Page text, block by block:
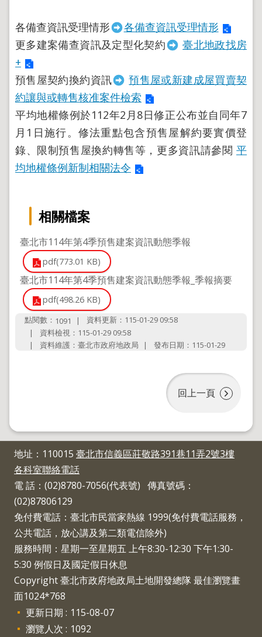
合
資
訊
站
導
回
首
頁
明
日
社
子
島
台
北
通
隱
私
權
及
資
各備查資訊受理情形
各備查資訊受理情形
更多建案備查資訊及定型化契約
臺北地政找房
+
預售屋契約換約資訊
預售屋或新建成屋買賣契
約讓與或轉售核准案件檢索
平均地權條例於112年2月8日修正公布並自同年7
月1日施行。修法重點包含預售屋解約要實價登
錄、限制預售屋換約轉售等，更多資訊請參閱 平
均地權條例新制相關法令
相關檔案
臺北市114年第4季預售建案資訊動態季報
pdf(773.01 KB)
臺北市114年第4季預售建案資訊動態季報_季報摘要
pdf(498.26 KB)
點閱數： 1091
資料更新：115-01-29 09:58
資料檢視：115-01-29 09:58
資料維護：臺北市政府地政局
發布日期：115-01-29
回上一頁
地址：110015 臺北市信義區莊敬路391巷11弄2號3樓
各科室聯絡電話
電 話：(02)8780-7056(代表號) 傳真號碼：
(02)87806129
免付費電話：臺北市民當家熱線 1999(免付費電話服務，
公共電話，放心講及第二類電信除外)
服務時間：星期一至星期五 上午8:30-12:30 下午1:30-
5:30 例假日及國定假日休息
Copyright 臺北市政府地政局土地開發總隊 最佳瀏覽畫
面1024*768
更新日期
115-08-07
瀏覽人次
1092